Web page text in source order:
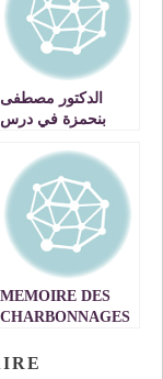
الدكتور مصطفى
بنحمزة في درس
النفس ـ فيديو
MEMOIRE DES
CHARBONNAGES